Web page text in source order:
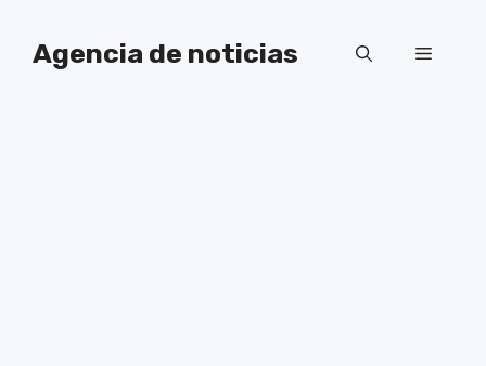
contenido
Agencia de noticias Menú